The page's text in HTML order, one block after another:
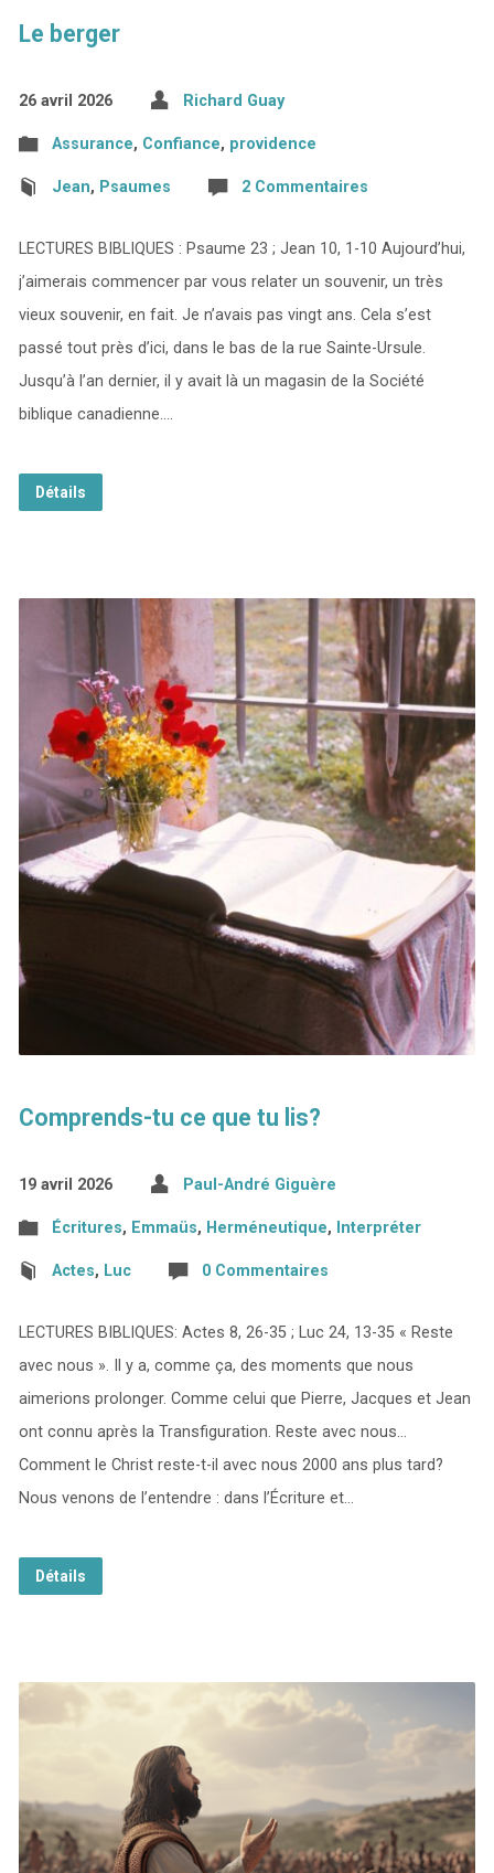
Le berger
26 avril 2026 Richard Guay
Assurance, Confiance, providence
Jean, Psaumes 2 Commentaires
LECTURES BIBLIQUES : Psaume 23 ; Jean 10, 1-10 Aujourd’hui,
j’aimerais commencer par vous relater un souvenir, un très
vieux souvenir, en fait. Je n’avais pas vingt ans. Cela s’est
passé tout près d’ici, dans le bas de la rue Sainte-Ursule.
Jusqu’à l’an dernier, il y avait là un magasin de la Société
biblique canadienne.…
Détails
Comprends-tu ce que tu lis?
19 avril 2026 Paul-André Giguère
Écritures, Emmaüs, Herméneutique, Interpréter
Actes, Luc 0 Commentaires
LECTURES BIBLIQUES: Actes 8, 26-35 ; Luc 24, 13-35 « Reste
avec nous ». Il y a, comme ça, des moments que nous
aimerions prolonger. Comme celui que Pierre, Jacques et Jean
ont connu après la Transfiguration. Reste avec nous…
Comment le Christ reste-t-il avec nous 2000 ans plus tard?
Nous venons de l’entendre : dans l’Écriture et…
Détails